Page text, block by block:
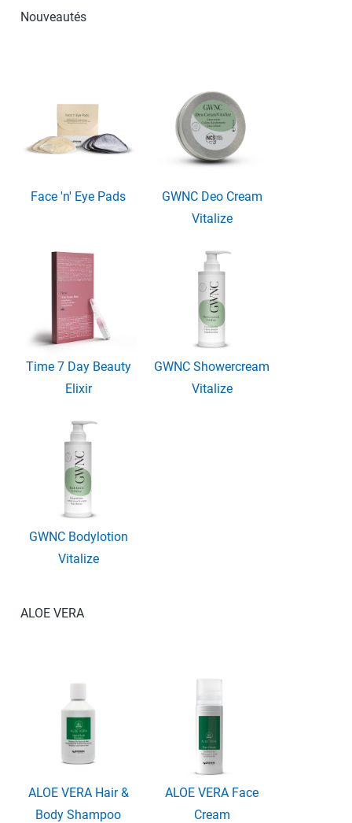
de soins, de petits assistants ou de
l'Homme et la nature - et vous invite à vous
redécouvrir.
Parce que vous méritez de vous sentir bien.
Nouveautés
Face 'n' Eye Pads
GWNC Deo Cream
Vitalize
Time 7 Day Beauty
Elixir
GWNC Showercream
Vitalize
GWNC Bodylotion
Vitalize
ALOE VERA
ALOE VERA Hair &
Body Shampoo
ALOE VERA Face
Cream